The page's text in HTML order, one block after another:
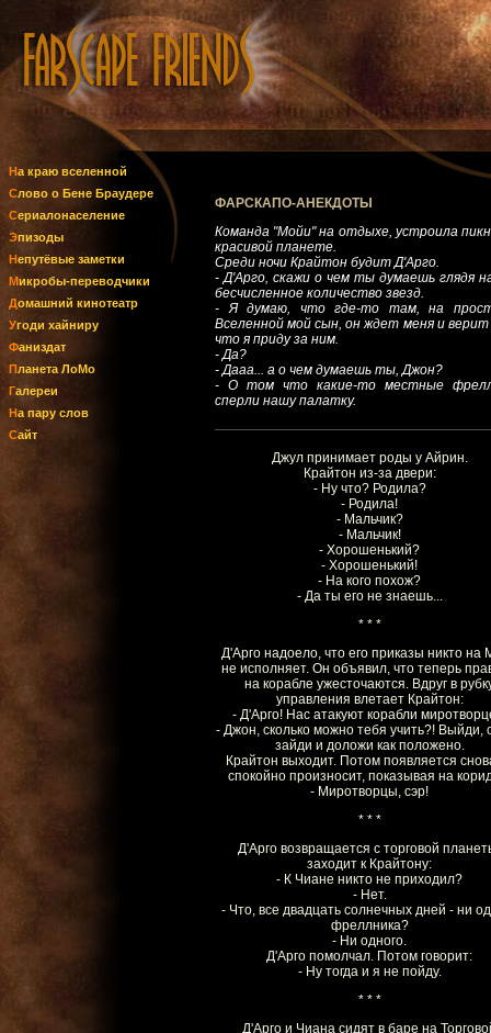
На краю вселенной
Слово о Бене Браудере
Сериалонаселение
Эпизоды
Непутёвые заметки
Микробы-переводчики
Домашний кинотеатр
Угоди хайниру
Фаниздат
Планета ЛоМо
Галереи
На пару слов
Сайт
ФАРСКАПО-АНЕКДОТЫ
Команда "Мойи" на отдыхе, устроила
красивой планете.
Среди ночи Крайтон будит Д'Арго.
- Д'Арго, скажи о чем ты думаешь глядя
бесчисленное количество звезд.
- Я думаю, что где-то там, на
Вселенной мой сын, он ждет меня и
что я приду за ним.
- Да?
- Дааа... а о чем думаешь ты, Джон?
- О том что какие-то местные
сперли нашу палатку.
Джул принимает роды у Айрин.
Крайтон из-за двери:
- Ну что? Родила?
- Родила!
- Мальчик?
- Мальчик!
- Хорошенький?
- Хорошенький!
- На кого похож?
- Да ты его не знаешь...
* * *
Д'Арго надоело, что его приказы никто на
не исполняет. Он объявил, что теперь
на корабле ужесточаются. Вдруг в
управления влетает Крайтон:
- Д'Арго! Нас атакуют корабли
- Джон, сколько можно тебя учить?! Выйди,
зайди и доложи как положено.
Крайтон выходит. Потом появляется
спокойно произносит, показывая на
- Миротворцы, сэр!
* * *
Д'Арго возвращается с торговой
заходит к Крайтону:
- К Чиане никто не приходил?
- Нет.
- Что, все двадцать солнечных дней - ни
фреллника?
- Ни одного.
Д'Арго помолчал. Потом говорит:
- Ну тогда и я не пойду.
* * *
Д'Арго и Чиана сидят в баре на